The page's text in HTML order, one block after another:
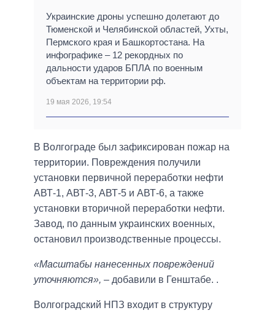
Украинские дроны успешно долетают до
Тюменской и Челябинской областей, Ухты,
Пермского края и Башкортостана. На
инфографике – 12 рекордных по
дальности ударов БПЛА по военным
объектам на территории рф.
19 мая 2026, 19:54
В Волгограде был зафиксирован пожар на
территории. Повреждения получили
установки первичной переработки нефти
АВТ-1, АВТ-3, АВТ-5 и АВТ-6, а также
установки вторичной переработки нефти.
Завод, по данным украинских военных,
остановил производственные процессы.
«Масштабы нанесенных повреждений
уточняются», – добавили в Генштабе. .
Волгоградский НПЗ входит в структуру